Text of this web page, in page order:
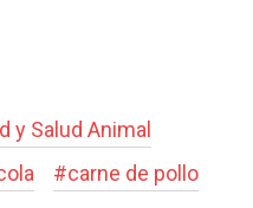
y Salud Animal
#carne de pollo